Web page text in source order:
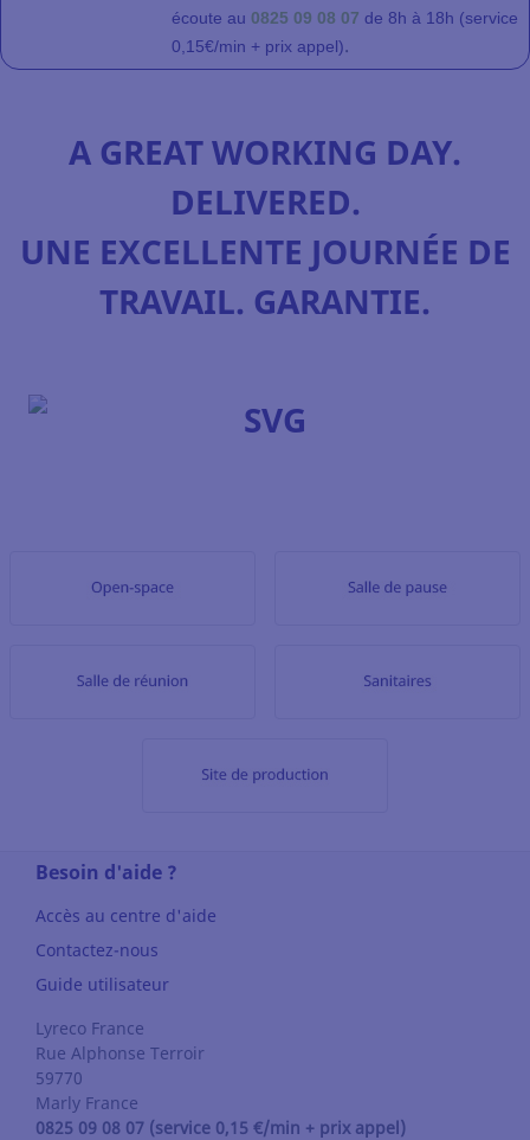
écoute au 0825 09 08 07 de 8h à 18h (service
0,15€/min + prix appel).
A GREAT WORKING DAY.
DELIVERED.
UNE EXCELLENTE JOURNÉE DE
TRAVAIL. GARANTIE.
Besoin d'aide ?
Accès au centre d'aide
Contactez-nous
Guide utilisateur
Lyreco France
Rue Alphonse Terroir
59770
Marly France
0825 09 08 07 (service 0,15 €/min + prix appel)